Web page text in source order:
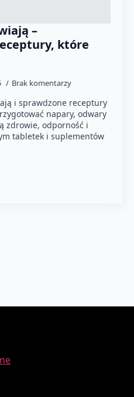
–
które
Brak komentarzy
i sprawdzone receptury
napary, odwary
zdrowie, odporność i
tabletek i suplementów